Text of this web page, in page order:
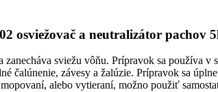
osviežovač a neutralizátor pachov
sviežu vôňu. Prípravok sa používa
čalúnenie, závesy a žalúzie. Prípravok sa
alebo vytieraní, možno použiť